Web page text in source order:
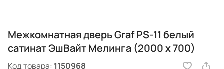
Межкомнатная дверь Graf PS-11 белый
сатинат ЭшВайт Мелинга (2000 х 700)
Код товара: 1150968